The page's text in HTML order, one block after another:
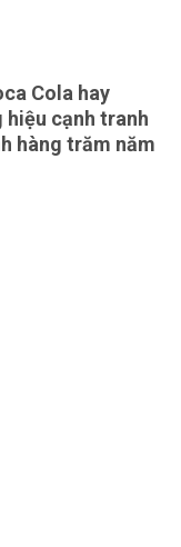
Cola hay
hiệu cạnh tranh
hàng trăm năm